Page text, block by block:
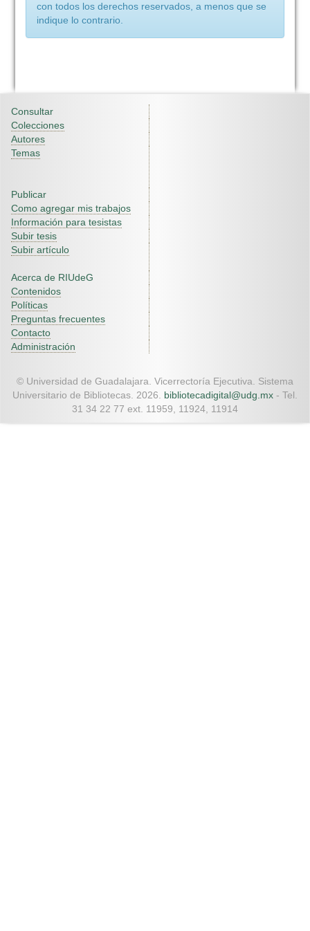
con todos los derechos reservados, a menos que se
indique lo contrario.
Consultar
Colecciones
Autores
Temas
Publicar
Como agregar mis trabajos
Información para tesistas
Subir tesis
Subir artículo
Acerca de RIUdeG
Contenidos
Políticas
Preguntas frecuentes
Contacto
Administración
© Universidad de Guadalajara. Vicerrectoría Ejecutiva. Sistema
Universitario de Bibliotecas. 2026. bibliotecadigital@udg.mx - Tel.
31 34 22 77 ext. 11959, 11924, 11914